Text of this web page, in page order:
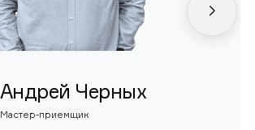
Андрей Черных
Мастер-приемщик